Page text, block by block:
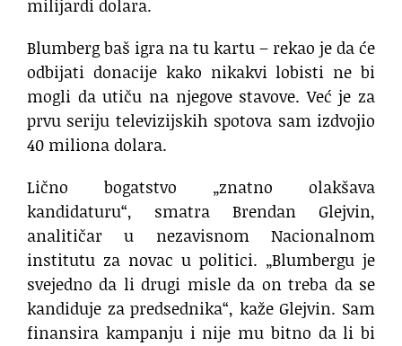
milijardi dolara.
Blumberg baš igra na tu kartu – rekao je da će
odbijati donacije kako nikakvi lobisti ne bi
mogli da utiču na njegove stavove. Već je za
prvu seriju televizijskih spotova sam izdvojio
40 miliona dolara.
Lično bogatstvo „znatno olakšava
kandidaturu“, smatra Brendan Glejvin,
analitičar u nezavisnom Nacionalnom
institutu za novac u politici. „Blumbergu je
svejedno da li drugi misle da on treba da se
kandiduje za predsednika“, kaže Glejvin. Sam
finansira kampanju i nije mu bitno da li bi